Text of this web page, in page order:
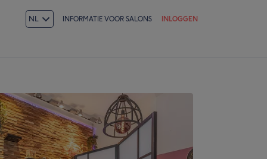
NL INFORMATIE VOOR SALONS INLOGGEN